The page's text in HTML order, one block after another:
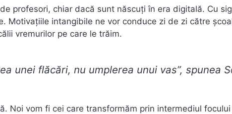
profesori, chiar dacă sunt născuți în era digitală. Cu
Motivațiile intangibile ne vor conduce zi de zi către
vremurilor pe care le trăim.
unei flăcări, nu umplerea unui vas”, spunea
Noi vom fi cei care transformăm prin intermediul